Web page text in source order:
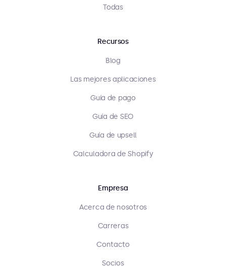
Todas
Recursos
Blog
Las mejores aplicaciones
Guía de pago
Guía de SEO
Guía de upsell
Calculadora de Shopify
Empresa
Acerca de nosotros
Carreras
Contacto
Socios